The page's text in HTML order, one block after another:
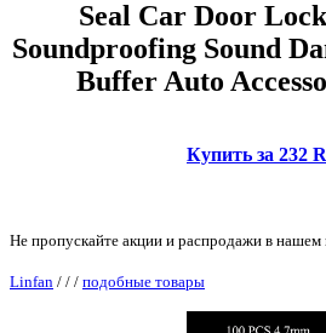
Seal Car Door
Soundproofing Sound
Buffer Auto
Купить за 232
Не пропускайте акции и распродажи в нашем
Linfan / / / подобные товары